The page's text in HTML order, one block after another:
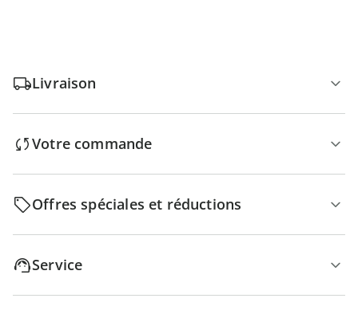
Livraison
Votre commande
Offres spéciales et réductions
Service